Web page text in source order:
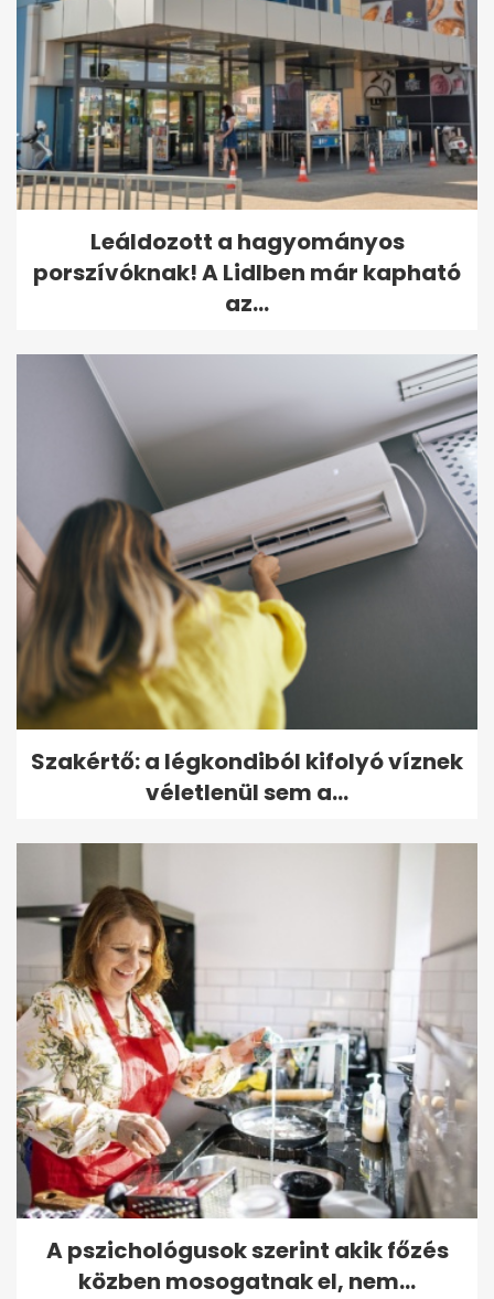
Leáldozott a hagyományos
porszívóknak! A Lidlben már kapható
az...
Szakértő: a légkondiból kifolyó víznek
véletlenül sem a...
A pszichológusok szerint akik főzés
közben mosogatnak el, nem...